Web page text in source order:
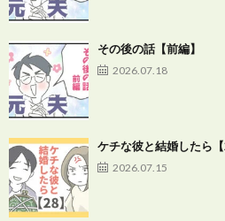
その後の話【前編】
2026.07.18
ケチな彼と結婚したら【
2026.07.15